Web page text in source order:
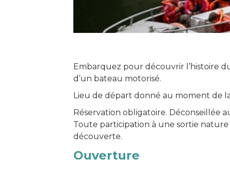
Embarquez pour découvrir l’histoire
d’un bateau motorisé.
Lieu de départ donné au moment de
Réservation obligatoire. Déconseillée
Toute participation à une sortie
découverte.
Ouverture